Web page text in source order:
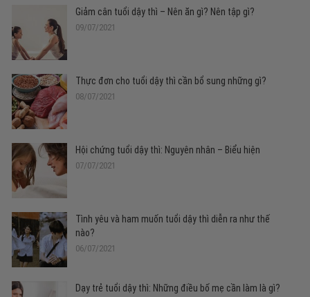
Giảm cân tuổi dậy thì – Nên ăn gì? Nên tập gì?
09/07/2021
Thực đơn cho tuổi dậy thì cần bổ sung những gì?
08/07/2021
Hội chứng tuổi dậy thì: Nguyên nhân – Biểu hiện
07/07/2021
Tình yêu và ham muốn tuổi dậy thì diễn ra như thế
nào?
06/07/2021
Dạy trẻ tuổi dậy thì: Những điều bố mẹ cần làm là gì?